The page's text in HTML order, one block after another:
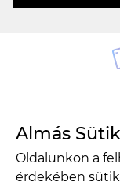
Almás
Oldalunkon a
érdekében